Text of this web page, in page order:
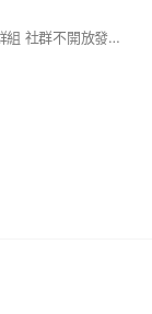
化育文教基金會相關單位 課程活動資訊群組 社群不開放發言，僅提供道場訊息